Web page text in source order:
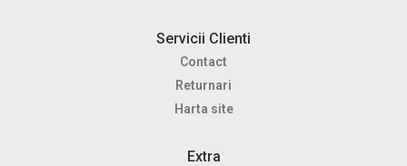
Servicii Clienti
Contact
Returnari
Harta site
Extra